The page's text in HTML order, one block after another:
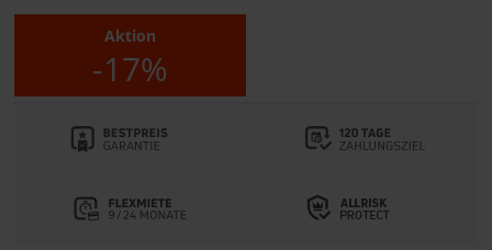
Aktion
-17%